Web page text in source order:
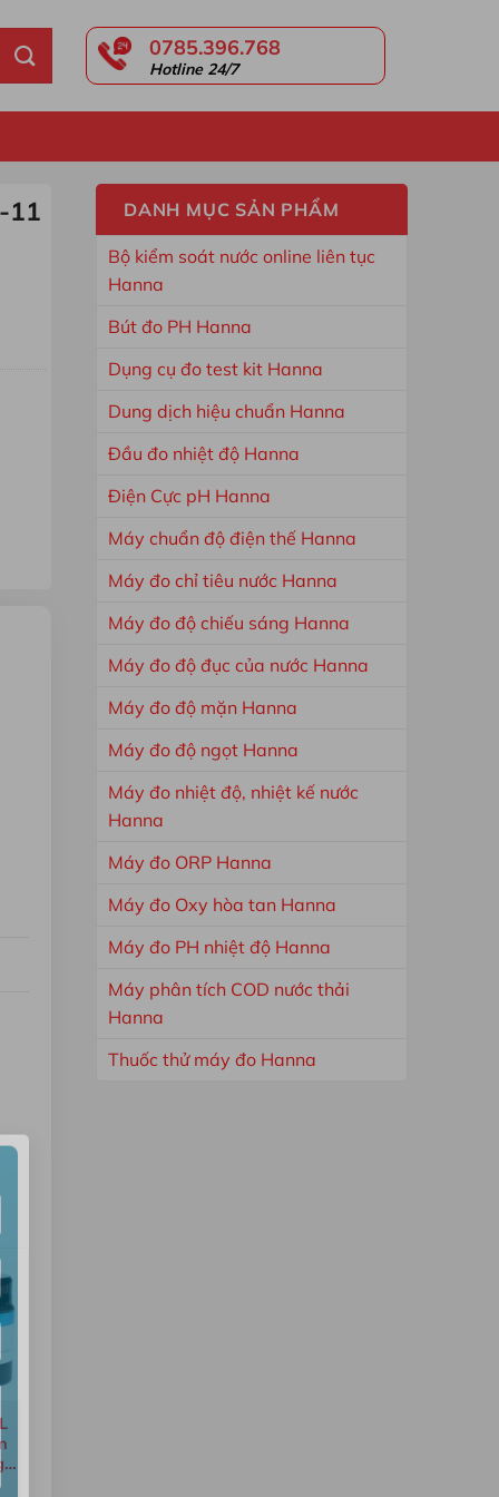
0785.396.768
Hotline 24/7
DANH MỤC SẢN PHẨM
Bộ kiểm soát nước online liên tục
Hanna
Bút đo PH Hanna
Dụng cụ đo test kit Hanna
Dung dịch hiệu chuẩn Hanna
Đầu đo nhiệt độ Hanna
Điện Cực pH Hanna
Máy chuẩn độ điện thế Hanna
Máy đo chỉ tiêu nước Hanna
Máy đo độ chiếu sáng Hanna
Máy đo độ đục của nước Hanna
Máy đo độ mặn Hanna
Máy đo độ ngọt Hanna
Máy đo nhiệt độ, nhiệt kế nước
Hanna
Máy đo ORP Hanna
Máy đo Oxy hòa tan Hanna
Máy đo PH nhiệt độ Hanna
Máy phân tích COD nước thải
Hanna
Thuốc thử máy đo Hanna
11